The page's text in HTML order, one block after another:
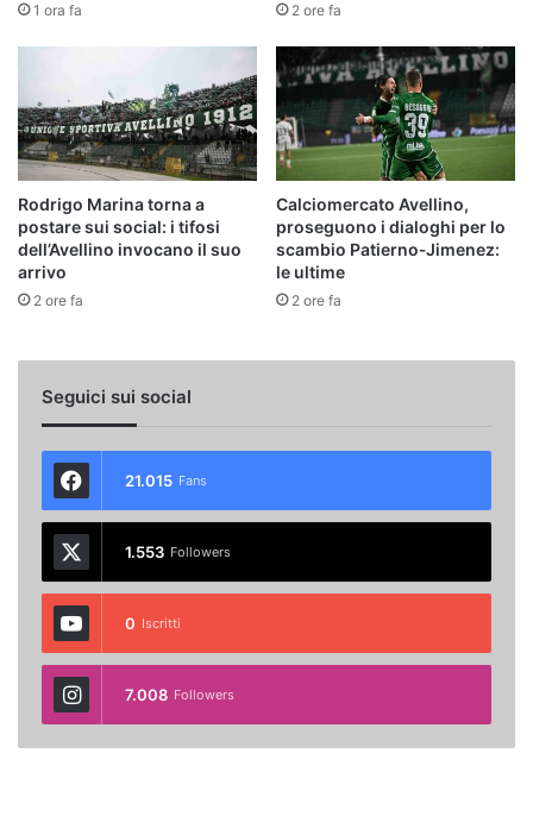
1 ora fa 2 ore fa
Rodrigo Marina torna a
postare sui social: i tifosi
dell’Avellino invocano il suo
arrivo
2 ore fa
Calciomercato Avellino,
proseguono i dialoghi per lo
scambio Patierno‑Jimenez:
le ultime
2 ore fa
Seguici sui social
21.015 Fans
1.553 Followers
0 Iscritti
7.008 Followers